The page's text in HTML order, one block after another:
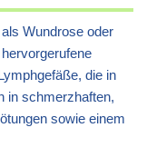
Wundrose oder
die in
in schmerzhaften,
sowie einem